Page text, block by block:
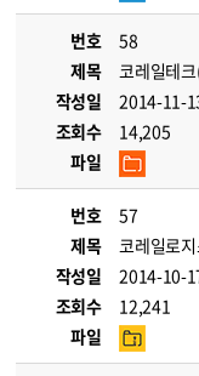
번호
58
제목
코레일테
작성일
2014-11-
조회수
14,205
파일
번호
57
제목
코레일로
작성일
2014-10-
조회수
12,241
파일